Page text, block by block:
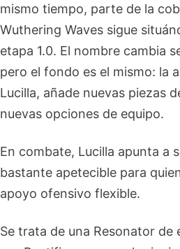
mismo tiempo, parte de la
Wuthering Waves sigue
etapa 1.0. El nombre cambia
pero el fondo es el mismo: la
Lucilla, añade nuevas piezas
nuevas opciones de equipo.
En combate, Lucilla apunta a
bastante apetecible para
apoyo ofensivo flexible.
Se trata de una Resonator de